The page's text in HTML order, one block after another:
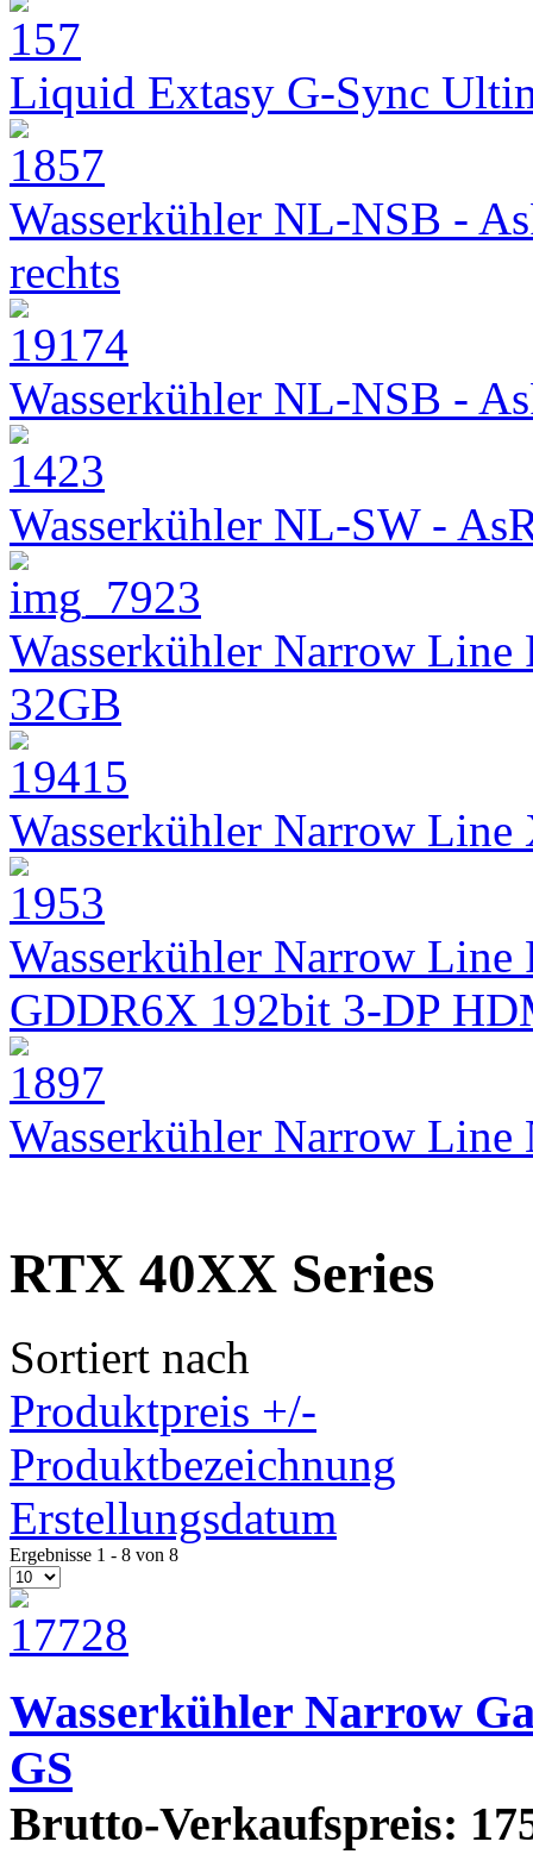
Liquid Extasy G-Sync
Wasserkühler NL-NSB -
rechts
Wasserkühler NL-NSB -
Wasserkühler NL-SW -
Wasserkühler Narrow
32GB
Wasserkühler Narrow
Wasserkühler Narrow Line
GDDR6X 192bit 3-DP
Wasserkühler Narrow
RTX 40XX Series
Sortiert nach
Produktpreis +/-
Produktbezeichnung
Erstellungsdatum
Ergebnisse 1 - 8 von 8
Wasserkühler Narrow
GS
Brutto-Verkaufspreis: